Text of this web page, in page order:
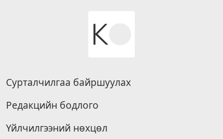
Сурталчилгаа байршуулах
Редакцийн бодлого
Үйлчилгээний нөхцөл